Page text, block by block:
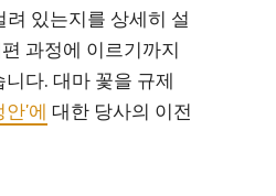
있는지를 상세히 설
과정에 이르기까지
다. 대마 꽃을 규제
'에 대한 당사의 이전